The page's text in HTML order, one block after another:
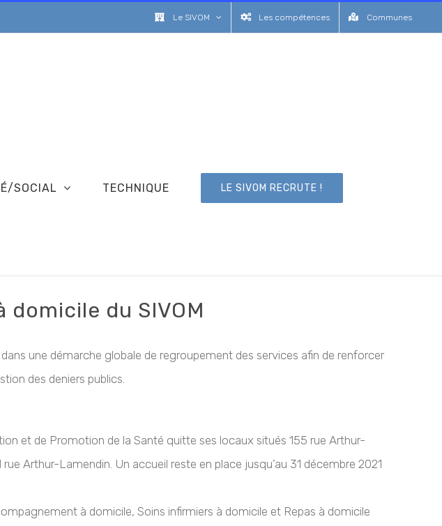
Le SIVOM Les compétences Communes
SOCIAL TECHNIQUE LE SIVOM RECRUTE !
domicile du SIVOM
une démarche globale de regroupement des services afin de renforcer
des deniers publics.
et de Promotion de la Santé quitte ses locaux situés 155 rue Arthur-
Arthur-Lamendin. Un accueil reste en place jusqu’au 31 décembre 2021
à domicile, Soins infirmiers à domicile et Repas à domicile